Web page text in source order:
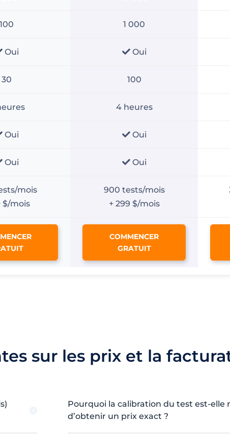
100 1 000
Oui Oui
30 100
4 heures
Oui Oui
Oui Oui
mois
$/mois
900 tests/mois
+ 299 $/mois
COMMENCER
GRATUIT
sur les prix et la
Pourquoi la calibration du test est-elle
d’obtenir un prix exact ?